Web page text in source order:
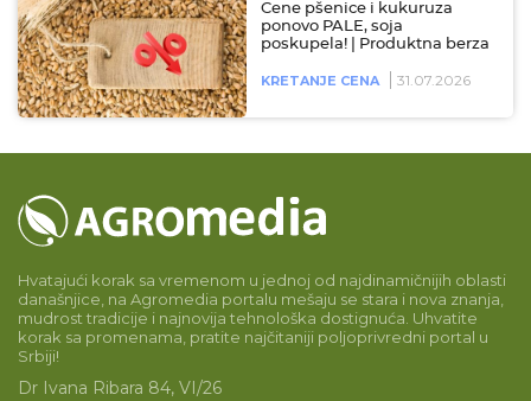
Cene pšenice i kukuruza
ponovo PALE, soja
poskupela! | Produktna berza
KRETANJE CENA 31.07.2026
Hvatajući korak sa vremenom u jednoj od najdinamičnijih oblasti
današnjice, na Agromedia portalu mešaju se stara i nova znanja,
mudrost tradicije i najnovija tehnološka dostignuća. Uhvatite
korak sa promenama, pratite najčitaniji poljoprivredni portal u
Srbiji!
Dr Ivana Ribara 84, VI/26